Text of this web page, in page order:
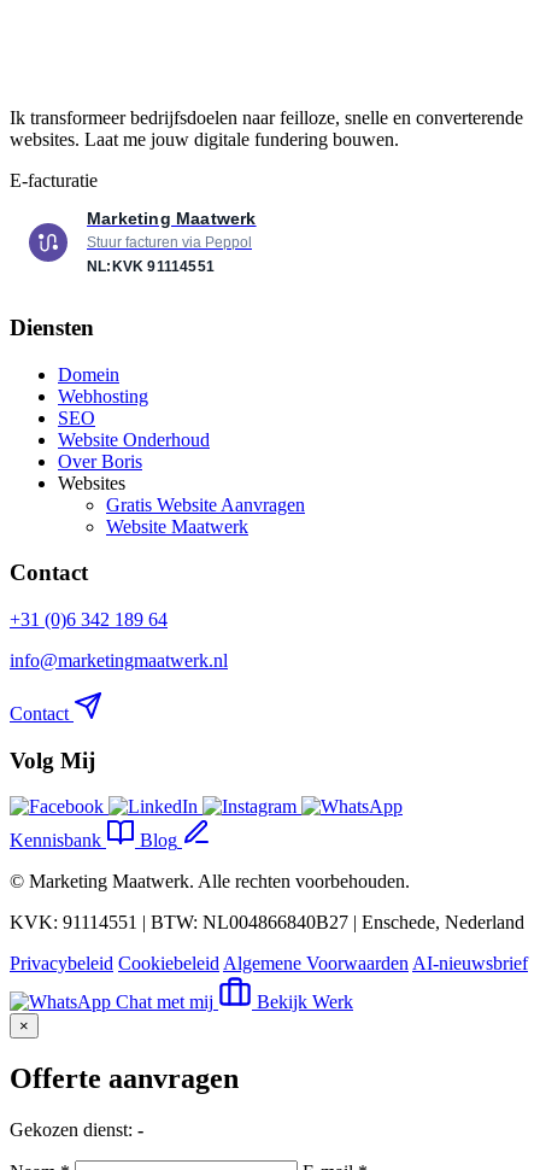
Ik transformeer bedrijfsdoelen naar feilloze, snelle en converterende
websites. Laat me jouw digitale fundering bouwen.
E-facturatie
Marketing Maatwerk
Stuur facturen via Peppol
NL:KVK 91114551
Diensten
Domein
Webhosting
SEO
Website Onderhoud
Over Boris
Websites
Gratis Website Aanvragen
Website Maatwerk
Contact
+31 (0)6 342 189 64
info@marketingmaatwerk.nl
Contact
Volg Mij
Kennisbank
Blog
© Marketing Maatwerk. Alle rechten voorbehouden.
KVK: 91114551 | BTW: NL004866840B27 | Enschede, Nederland
Privacybeleid CookiebeleidAlgemene VoorwaardenAI-nieuwsbrief
Chat met mij
Bekijk Werk
×
Offerte aanvragen
Gekozen dienst: -